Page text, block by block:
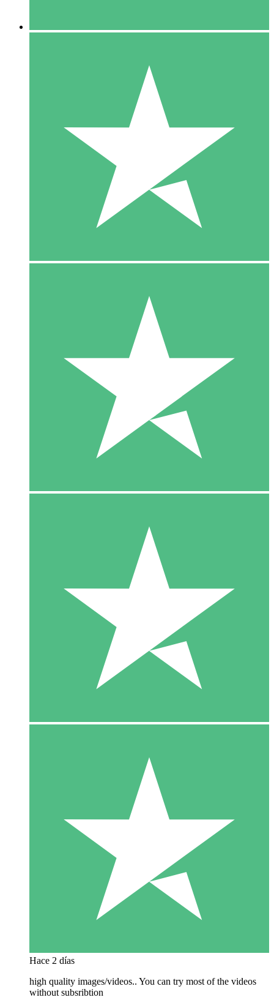
Hace 2 días
high quality images/videos.. You can try most of the videos
without subsribtion